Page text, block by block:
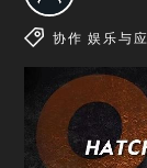
协作 娱乐与